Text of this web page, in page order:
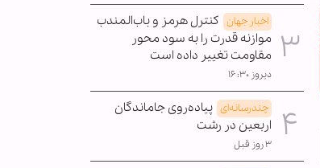
اخبار جهان کنترل هرمز و باب‌المندب
موازنه قدرت را به سود محور
مقاومت تغییر داده است
دیروز ۱۶:۳۰
چندرسانه‌ای پیاده‌روی جاماندگان
اربعین در رشت
۳ روز قبل